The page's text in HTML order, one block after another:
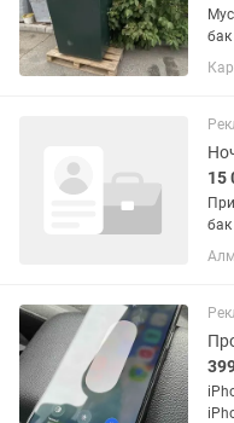
15
на...